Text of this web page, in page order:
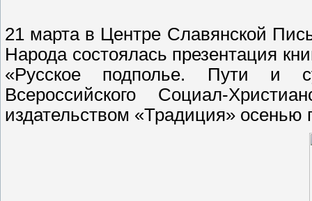
21 марта в Центре Славянской
Народа состоялась презентация
«Русское подполье. Пути и
Всероссийского Социал-
издательством «Традиция» осенью